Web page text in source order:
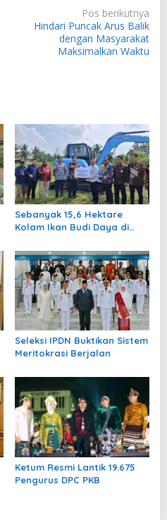
Pos berikutnya
Hindari Puncak Arus Balik
dengan Masyarakat
Maksimalkan Waktu
Sebanyak 15,6 Hektare
Kolam Ikan Budi Daya di
September 2026
Seleksi IPDN Buktikan Sistem
Meritokrasi Berjalan
Ketum Resmi Lantik 19.675
Pengurus DPC PKB